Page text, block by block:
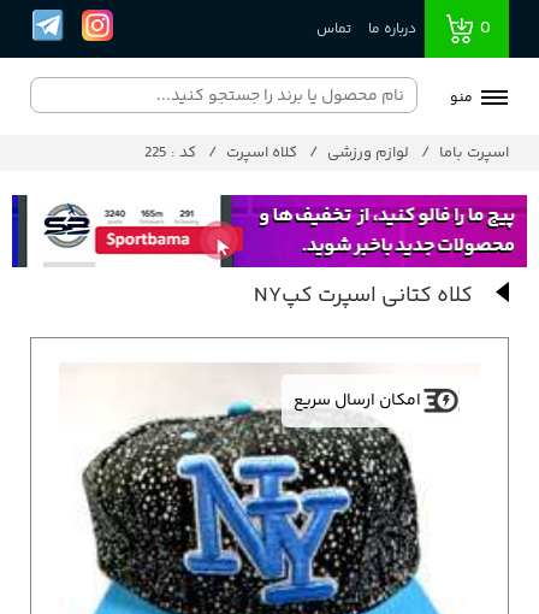
0 درباره ما تماس
منو
اسپرت باما لوازم ورزشی کلاه اسپرت کد : 225
کلاه کتانی اسپرت کپNY
امکان ارسال سریع